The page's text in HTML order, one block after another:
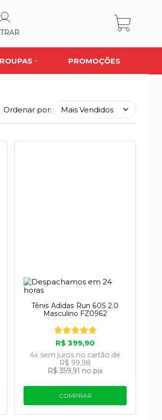
ROUPAS PROMOÇÕES
Ordenar por:
Tênis Adidas Run 60S 2.0
Masculino FZ0962
R$ 399,90
4x sem juros no cartão de
R$ 99,98
R$ 359,91 no pix
COMPRAR